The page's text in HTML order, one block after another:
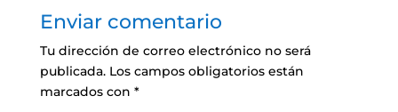
Enviar comentario
Tu dirección de correo electrónico no será
publicada. Los campos obligatorios están
marcados con *